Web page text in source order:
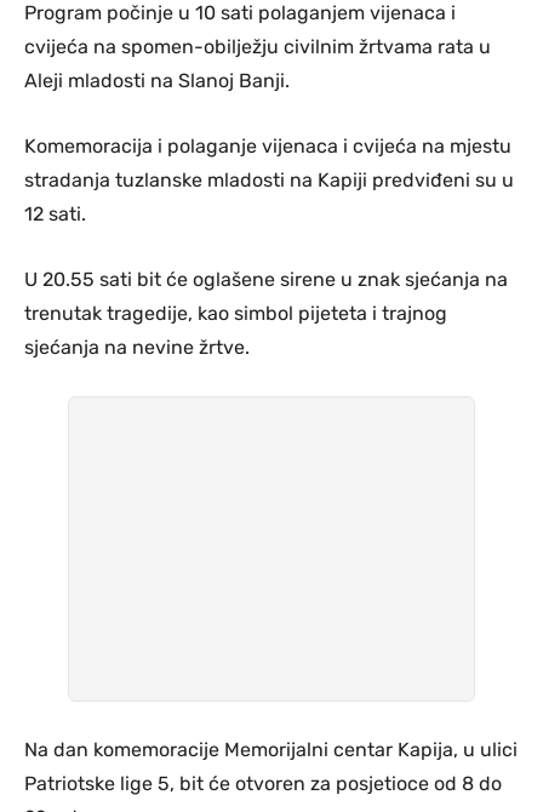
Program počinje u 10 sati polaganjem vijenaca i
cvijeća na spomen-obilježju civilnim žrtvama rata u
Aleji mladosti na Slanoj Banji.
Komemoracija i polaganje vijenaca i cvijeća na mjestu
stradanja tuzlanske mladosti na Kapiji predviđeni su u
12 sati.
U 20.55 sati bit će oglašene sirene u znak sjećanja na
trenutak tragedije, kao simbol pijeteta i trajnog
sjećanja na nevine žrtve.
Na dan komemoracije Memorijalni centar Kapija, u ulici
Patriotske lige 5, bit će otvoren za posjetioce od 8 do